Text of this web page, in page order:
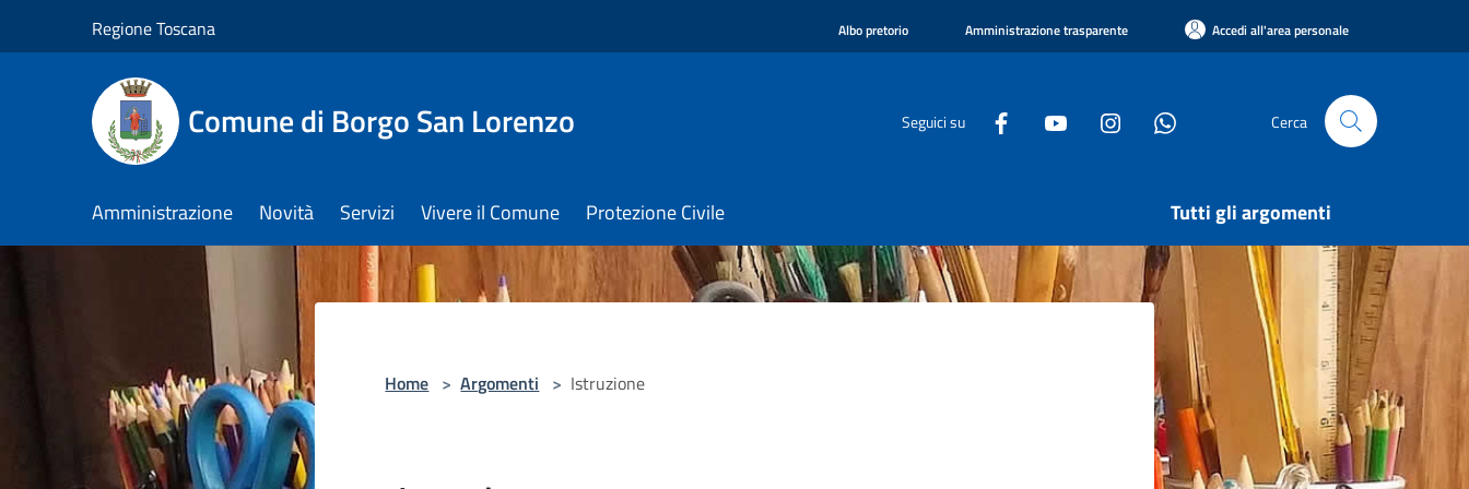
Regione Toscana Albo pretorio Amministrazione trasparente Accedi all'area personale
Comune di Borgo San Lorenzo Seguici su Cerca
Amministrazione Novità Servizi Vivere il Comune Protezione Civile Tutti gli argomenti
Home > Argomenti > Istruzione